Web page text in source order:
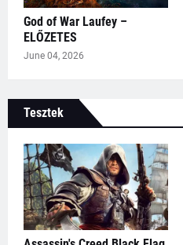
God of War Laufey –
ELŐZETES
June 04, 2026
Tesztek